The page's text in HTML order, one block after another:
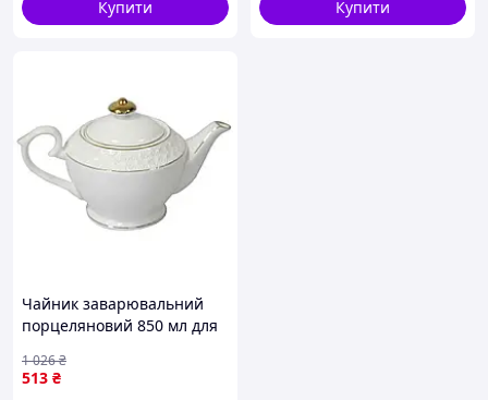
Купити Купити
Чайник заварювальний
порцеляновий 850 мл для
серія Снігова королева
513 ₴
1 026₴